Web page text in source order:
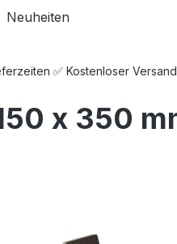
Neuheiten
✅ Kostenloser
x 350